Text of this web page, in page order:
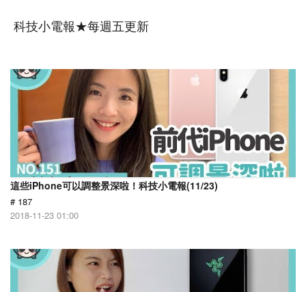
科技小電報★每週五更新
這些iPhone可以調整景深啦！科技小電報(11/23)
# 187
2018-11-23 01:00